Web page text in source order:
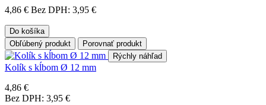
4,86 € Bez DPH: 3,95 €
Do košíka
Obľúbený produkt
Porovnať produkt
Rýchly náhľad
Kolík s kĺbom Ø 12 mm
4,86 €
Bez DPH: 3,95 €